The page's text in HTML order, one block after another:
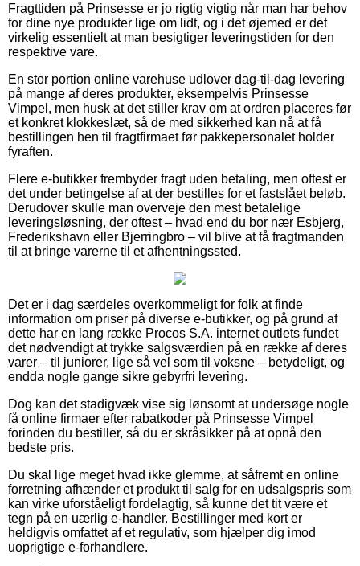
Fragttiden på Prinsesse er jo rigtig vigtig når man har behov
for dine nye produkter lige om lidt, og i det øjemed er det
virkelig essentielt at man besigtiger leveringstiden for den
respektive vare.
En stor portion online varehuse udlover dag-til-dag levering
på mange af deres produkter, eksempelvis Prinsesse
Vimpel, men husk at det stiller krav om at ordren placeres før
et konkret klokkeslæt, så de med sikkerhed kan nå at få
bestillingen hen til fragtfirmaet før pakkepersonalet holder
fyraften.
Flere e-butikker frembyder fragt uden betaling, men oftest er
det under betingelse af at der bestilles for et fastslået beløb.
Derudover skulle man overveje den mest betalelige
leveringsløsning, der oftest – hvad end du bor nær Esbjerg,
Frederikshavn eller Bjerringbro – vil blive at få fragtmanden
til at bringe varerne til et afhentningssted.
Det er i dag særdeles overkommeligt for folk at finde
information om priser på diverse e-butikker, og på grund af
dette har en lang række Procos S.A. internet outlets fundet
det nødvendigt at trykke salgsværdien på en række af deres
varer – til juniorer, lige så vel som til voksne – betydeligt, og
endda nogle gange sikre gebyrfri levering.
Dog kan det stadigvæk vise sig lønsomt at undersøge nogle
få online firmaer efter rabatkoder på Prinsesse Vimpel
forinden du bestiller, så du er skråsikker på at opnå den
bedste pris.
Du skal lige meget hvad ikke glemme, at såfremt en online
forretning afhænder et produkt til salg for en udsalgspris som
kan virke uforståeligt fordelagtig, så kunne det tit være et
tegn på en uærlig e-handler. Bestillinger med kort er
heldigvis omfattet af et regulativ, som hjælper dig imod
uoprigtige e-forhandlere.